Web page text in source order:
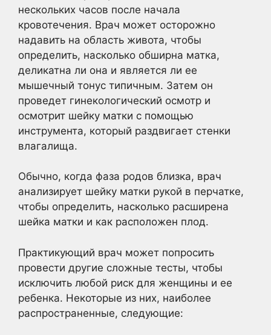
нескольких часов после начала
кровотечения. Врач может осторожно
надавить на область живота, чтобы
определить, насколько обширна матка,
деликатна ли она и является ли ее
мышечный тонус типичным. Затем он
проведет гинекологический осмотр и
осмотрит шейку матки с помощью
инструмента, который раздвигает стенки
влагалища.
Обычно, когда фаза родов близка, врач
анализирует шейку матки рукой в перчатке,
чтобы определить, насколько расширена
шейка матки и как расположен плод.
Практикующий врач может попросить
провести другие сложные тесты, чтобы
исключить любой риск для женщины и ее
ребенка. Некоторые из них, наиболее
распространенные, следующие: